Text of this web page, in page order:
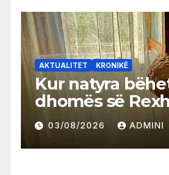
AKTUALITET KRONIKË
Kur natyra
dhomës së
03/08/2026 ADMINI